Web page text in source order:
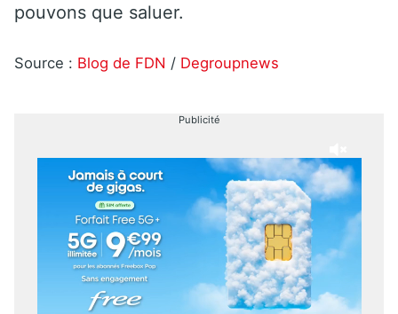
pouvons que saluer.
Source : Blog de FDN / Degroupnews
Publicité